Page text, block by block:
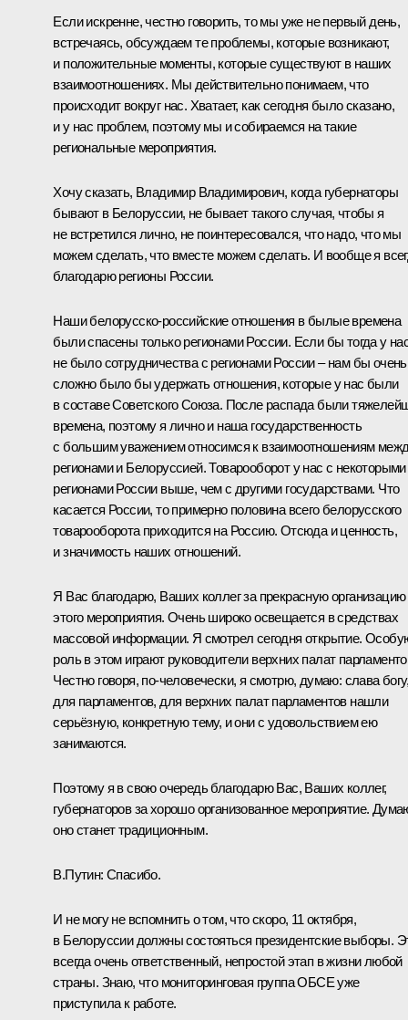
Если искренне, честно говорить, то мы уже не первый день,
встречаясь, обсуждаем те проблемы, которые возникают,
и положительные моменты, которые существуют в наших
взаимоотношениях. Мы действительно понимаем, что
происходит вокруг нас. Хватает, как сегодня было сказано,
и у нас проблем, поэтому мы и собираемся на такие
региональные мероприятия.
Хочу сказать, Владимир Владимирович, когда губернаторы
бывают в Белоруссии, не бывает такого случая, чтобы я
не встретился лично, не поинтересовался, что надо, что мы
можем сделать, что вместе можем сделать. И вообще я
благодарю регионы России.
Наши белорусско-российские отношения в былые времена
были спасены только регионами России. Если бы тогда у
не было сотрудничества с регионами России – нам бы очень
сложно было бы удержать отношения, которые у нас были
в составе Советского Союза. После распада были
времена, поэтому я лично и наша государственность
с большим уважением относимся к взаимоотношениям
регионами и Белоруссией. Товарооборот у нас с некоторыми
регионами России выше, чем с другими государствами. Что
касается России, то примерно половина всего белорусского
товарооборота приходится на Россию. Отсюда и ценность,
и значимость наших отношений.
Я Вас благодарю, Ваших коллег за прекрасную организацию
этого мероприятия. Очень широко освещается в средствах
массовой информации. Я смотрел сегодня открытие.
роль в этом играют руководители верхних палат
Честно говоря, по‑человечески, я смотрю, думаю: слава богу,
для парламентов, для верхних палат парламентов нашли
серьёзную, конкретную тему, и они с удовольствием ею
занимаются.
Поэтому я в свою очередь благодарю Вас, Ваших коллег,
губернаторов за хорошо организованное мероприятие.
оно станет традиционным.
В.Путин: Спасибо.
И не могу не вспомнить о том, что скоро, 11 октября,
в Белоруссии должны состояться президентские выборы.
всегда очень ответственный, непростой этап в жизни любой
страны. Знаю, что мониторинговая группа ОБСЕ уже
приступила к работе.